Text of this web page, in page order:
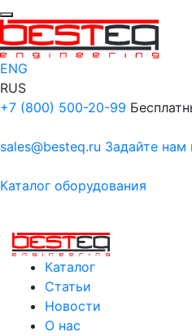
ENG
RUS
+7 (800) 500-20-99
sales@besteq.ru Задайте нам
Каталог оборудования
Каталог
Статьи
Новости
О нас